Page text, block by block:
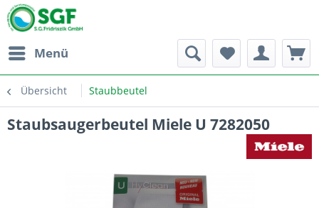
Menü
Übersicht Staubbeutel
Staubsaugerbeutel Miele U 7282050